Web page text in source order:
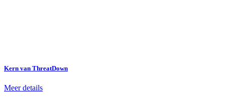
Kern van ThreatDown
Meer details